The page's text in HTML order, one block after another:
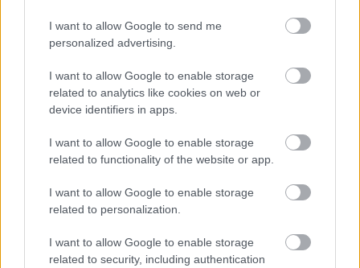
I want to allow Google to send me
personalized advertising.
I want to allow Google to enable storage
related to analytics like cookies on web or
device identifiers in apps.
I want to allow Google to enable storage
related to functionality of the website or app.
I want to allow Google to enable storage
related to personalization.
I want to allow Google to enable storage
related to security, including authentication